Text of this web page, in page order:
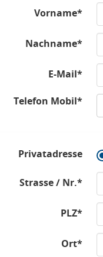
Vorname*
Nachname*
E-Mail*
Telefon Mobil*
Privatadresse
Strasse / Nr.*
PLZ*
Ort*